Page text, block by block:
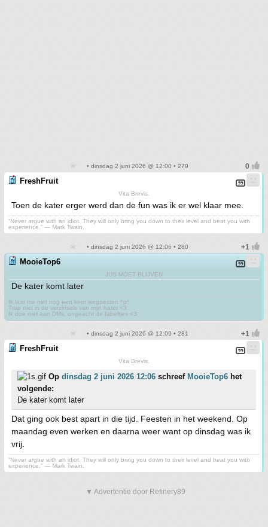
• dinsdag 2 juni 2026 @ 12:00 • 279
FreshFruit
Vita Brevis.
Toen de kater erger werd dan de fun was ik er wel klaar mee.
“Never argue with an idiot. They will only bring you down to their level and beat you with
experience.” ― Mark Twain.
• dinsdag 2 juni 2026 @ 12:06 • 280
MooieTop6
JUS MOET BLIJVEN
De kater komt later
Ik laat me niet nog een keer wegpesten ^p^
Trap niet in de verzinsels van mijn hater <3
Ik doe niet aan DMs, ongeacht de fabeltjes <3
• dinsdag 2 juni 2026 @ 12:09 • 281
FreshFruit
Vita Brevis.
Op dinsdag 2 juni 2026 12:06 schreef MooieTop6 het
volgende:
De kater komt later
Dat ging ook best apart in die tijd. Feesten in het weekend. Op
maandag even werken en daarna weer want op dinsdag was ik
vrij.
“Never argue with an idiot. They will only bring you down to their level and beat you with
experience.” ― Mark Twain.
▼ Advertentie door Refinery89